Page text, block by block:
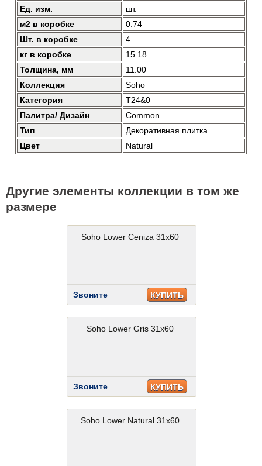
Ед. изм.
шт.
м2 в коробке
0.74
Шт. в коробке
4
кг в коробке
15.18
Толщина, мм
11.00
Коллекция
Soho
Категория
T24&0
Палитра/ Дизайн
Common
Тип
Декоративная плитка
Цвет
Natural
Другие элементы коллекции в том же
размере
Soho Lower Ceniza 31x60
Звоните КУПИТЬ
Soho Lower Gris 31x60
Звоните КУПИТЬ
Soho Lower Natural 31x60